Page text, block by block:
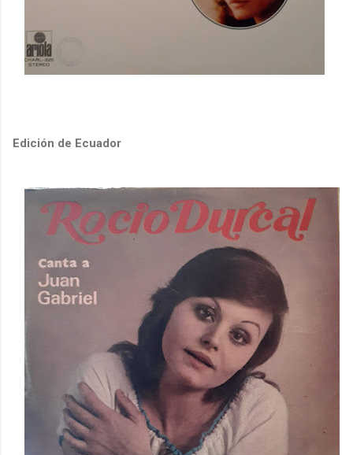
Edición de Ecuador